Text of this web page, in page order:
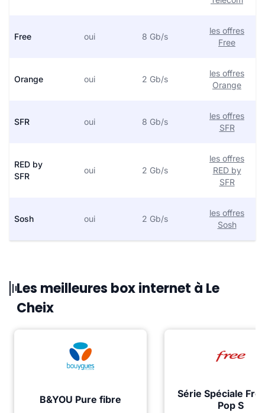
Free oui 8 Gb/s
les offres
Free
Orange oui 2 Gb/s
les offres
Orange
SFR oui 8 Gb/s
les offres
SFR
RED by
SFR
oui 2 Gb/s
les offres
RED by
SFR
Sosh oui 2 Gb/s
les offres
Sosh
Les meilleures box internet à Le
Cheix
B&YOU Pure fibre
Série Spéciale
Pop S